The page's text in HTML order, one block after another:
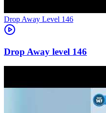
Level 146
146